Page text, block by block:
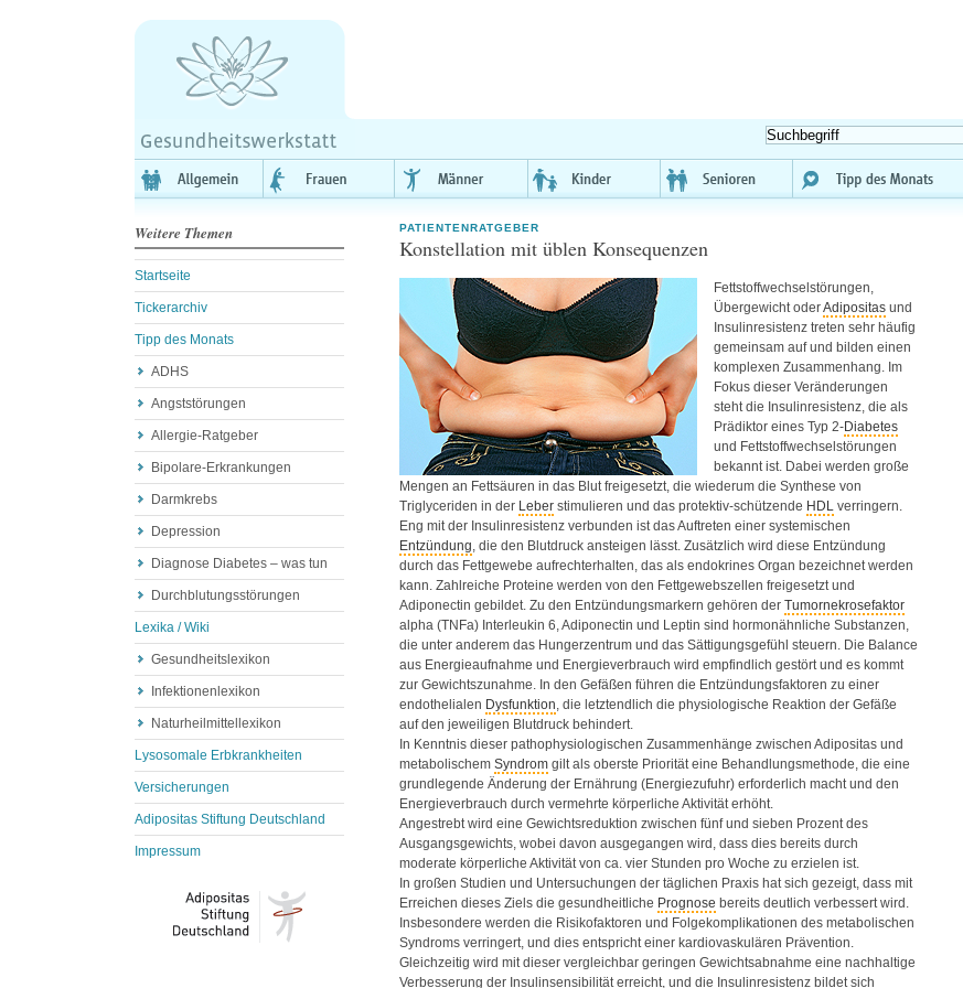
Weitere Themen
Startseite
Tickerarchiv
Tipp des Monats
ADHS
Angststörungen
Allergie-Ratgeber
Bipolare-Erkrankungen
Darmkrebs
Depression
Diagnose Diabetes – was tun
Durchblutungsstörungen
Lexika / Wiki
Gesundheitslexikon
Infektionenlexikon
Naturheilmittellexikon
Lysosomale Erbkrankheiten
Versicherungen
Adipositas Stiftung Deutschland
Impressum
PATIENTENRATGEBER
Konstellation mit üblen Konsequenzen
Fettstoffwechselstörungen,
Übergewicht oderAdipositas und
Insulinresistenz treten sehr häufig
gemeinsam auf und bilden einen
komplexen Zusammenhang. Im
Fokus dieser Veränderungen
steht die Insulinresistenz, die als
Prädiktor eines Typ 2-Diabetes
und Fettstoffwechselstörungen
bekannt ist. Dabei werden große
Mengen an Fettsäuren in das Blut freigesetzt, die wiederum die Synthese von
Triglyceriden in der Leber stimulieren und das protektiv-schützende HDL verringern.
Eng mit der Insulinresistenz verbunden ist das Auftreten einer systemischen
Entzündung, die den Blutdruck ansteigen lässt. Zusätzlich wird diese Entzündung
durch das Fettgewebe aufrechterhalten, das als endokrines Organ bezeichnet werden
kann. Zahlreiche Proteine werden von den Fettgewebszellen freigesetzt und
Adiponectin gebildet. Zu den Entzündungsmarkern gehören der Tumornekrosefaktor
alpha (TNFa) Interleukin 6, Adiponectin und Leptin sind hormonähnliche Substanzen,
die unter anderem das Hungerzentrum und das Sättigungsgefühl steuern. Die Balance
aus Energieaufnahme und Energieverbrauch wird empfindlich gestört und es kommt
zur Gewichtszunahme. In den Gefäßen führen die Entzündungsfaktoren zu einer
endothelialen Dysfunktion, die letztendlich die physiologische Reaktion der Gefäße
auf den jeweiligen Blutdruck behindert.
In Kenntnis dieser pathophysiologischen Zusammenhänge zwischen Adipositas und
metabolischem Syndrom gilt als oberste Priorität eine Behandlungsmethode, die eine
grundlegende Änderung der Ernährung (Energiezufuhr) erforderlich macht und den
Energieverbrauch durch vermehrte körperliche Aktivität erhöht.
Angestrebt wird eine Gewichtsreduktion zwischen fünf und sieben Prozent des
Ausgangsgewichts, wobei davon ausgegangen wird, dass dies bereits durch
moderate körperliche Aktivität von ca. vier Stunden pro Woche zu erzielen ist.
In großen Studien und Untersuchungen der täglichen Praxis hat sich gezeigt, dass mit
Erreichen dieses Ziels die gesundheitliche Prognose bereits deutlich verbessert wird.
Insbesondere werden die Risikofaktoren und Folgekomplikationen des metabolischen
Syndroms verringert, und dies entspricht einer kardiovaskulären Prävention.
Gleichzeitig wird mit dieser vergleichbar geringen Gewichtsabnahme eine nachhaltige
Verbesserung der Insulinsensibilität erreicht, und die Insulinresistenz bildet sich